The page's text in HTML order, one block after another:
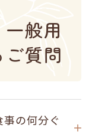
般用
質問
の何分ぐ